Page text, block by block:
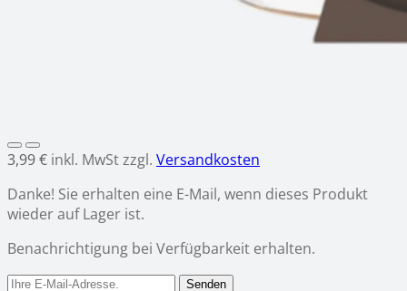
3,99 € inkl. MwSt zzgl. Versandkosten
Danke! Sie erhalten eine E-Mail, wenn dieses Produkt
wieder auf Lager ist.
Benachrichtigung bei Verfügbarkeit erhalten.
Senden